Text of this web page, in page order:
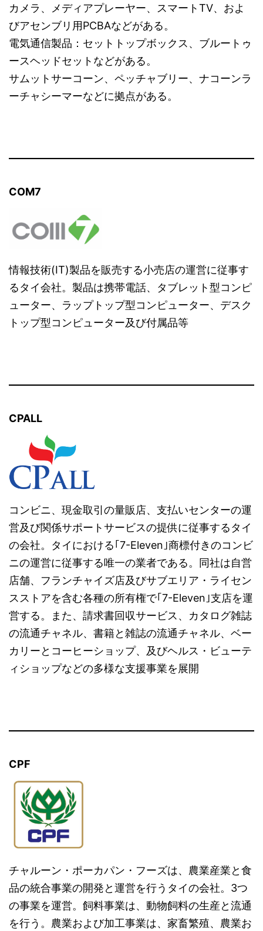
カメラ、メディアプレーヤー、スマートTV、およ
びアセンブリ用PCBAなどがある。
電気通信製品：セットトップボックス、ブルートゥ
ースヘッドセットなどがある。
サムットサーコーン、ペッチャブリー、ナコーンラ
ーチャシーマーなどに拠点がある。
COM7
情報技術(IT)製品を販売する小売店の運営に従事す
るタイ会社。製品は携帯電話、タブレット型コンピ
ューター、ラップトップ型コンピューター、デスク
トップ型コンピューター及び付属品等
CPALL
コンビニ、現金取引の量販店、支払いセンターの運
営及び関係サポートサービスの提供に従事するタイ
の会社。タイにおける｢7-Eleven｣商標付きのコンビ
ニの運営に従事する唯一の業者である。同社は自営
店舗、フランチャイズ店及びサブエリア・ライセン
スストアを含む各種の所有権で｢7-Eleven｣支店を運
営する。また、請求書回収サービス、カタログ雑誌
の流通チャネル、書籍と雑誌の流通チャネル、ベー
カリーとコーヒーショップ、及びヘルス・ビューテ
ィショップなどの多様な支援事業を展開
CPF
チャルーン・ポーカパン・フーズは、農業産業と食
品の統合事業の開発と運営を行うタイの会社。3つ
の事業を運営。飼料事業は、動物飼料の生産と流通
を行う。農業および加工事業は、家畜繁殖、農業お